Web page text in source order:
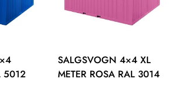
5012
SALGSVOGN 4×4 XL
METER ROSA RAL 3014